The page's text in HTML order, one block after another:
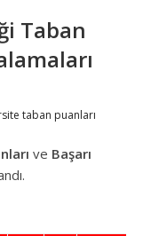
Taban
taban puanları
ve Başarı